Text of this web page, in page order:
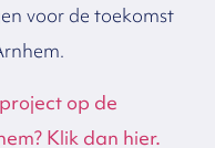
voor de toekomst
op de
Klik dan hier.